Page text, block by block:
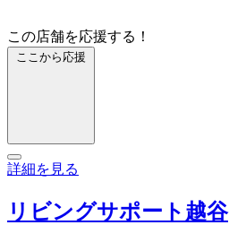
この店舗を応援する！
ここから応援
詳細を見る
リビングサポート越谷